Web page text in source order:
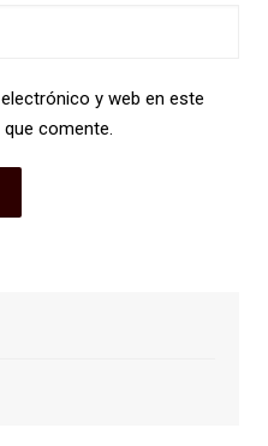
y web en este
comente.